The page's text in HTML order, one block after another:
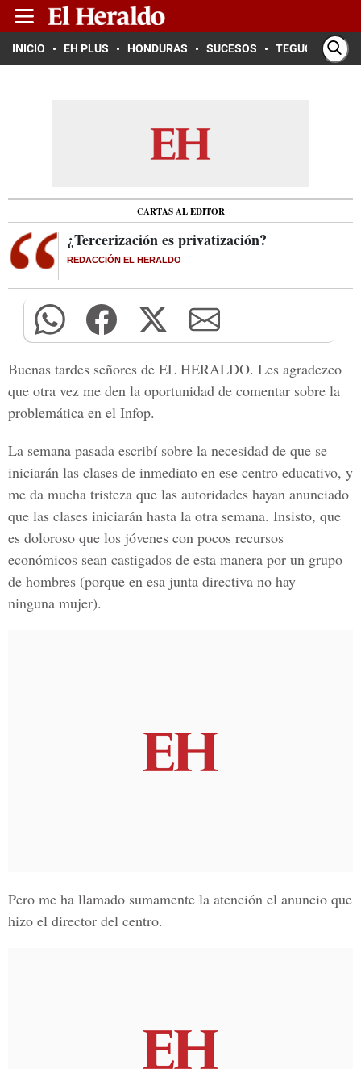
INICIO EH PLUS HONDURAS SUCESOS TEGUCIGALPA
CARTAS AL EDITOR
¿Tercerización es privatización?
REDACCIÓN EL HERALDO
Buenas tardes señores de EL HERALDO. Les agradezco
que otra vez me den la oportunidad de comentar sobre la
problemática en el Infop.
La semana pasada escribí sobre la necesidad de que se
iniciarán las clases de inmediato en ese centro educativo, y
me da mucha tristeza que las autoridades hayan anunciado
que las clases iniciarán hasta la otra semana. Insisto, que
es doloroso que los jóvenes con pocos recursos
económicos sean castigados de esta manera por un grupo
de hombres (porque en esa junta directiva no hay
ninguna mujer).
Pero me ha llamado sumamente la atención el anuncio que
hizo el director del centro.